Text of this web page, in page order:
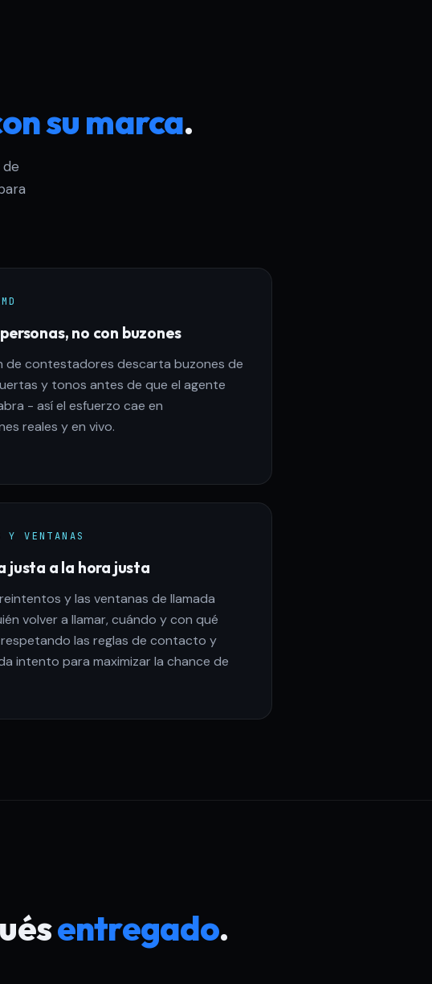
su marca.
no con buzones
de contestadores descarta buzones de
y tonos antes de que el agente
- así el esfuerzo cae en
reales y en vivo.
Y VENTANAS
justa a la hora justa
y las ventanas de llamada
volver a llamar, cuándo y con qué
las reglas de contacto y
intento para maximizar la chance de
entregado.